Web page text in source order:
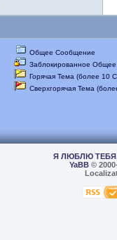
Общее Сообщение
Заблокированное
Горячая Тема (более 10
Сверхгорячая Тема
Я ЛЮБЛЮ
YaBB©